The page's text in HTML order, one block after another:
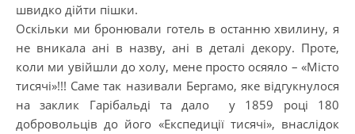
швидко дійти пішки.
Оскільки ми бронювали готель в останню хвилину, я
не вникала ані в назву, ані в деталі декору. Проте,
коли ми увійшли до холу, мене просто осяяло – «Місто
тисячі»!!! Саме так називали Бергамо, яке відгукнулося
на заклик Гарібальді та дало у 1859 році 180
добровольців до його «Експедиції тисячі», внаслідок